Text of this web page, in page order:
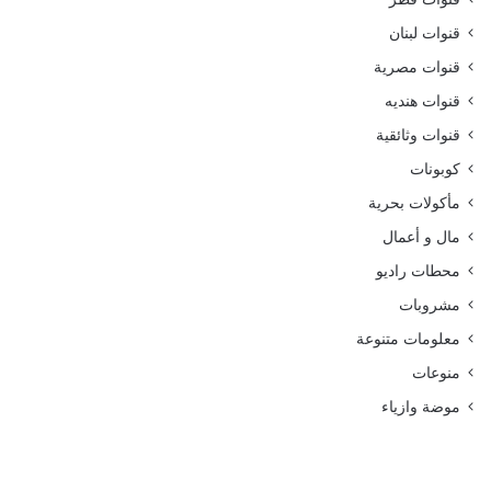
قنوات لبنان
قنوات مصرية
قنوات هنديه
قنوات وثائقية
كوبونات
مأكولات بحرية
مال و أعمال
محطات راديو
مشروبات
معلومات متنوعة
منوعات
موضة وازياء